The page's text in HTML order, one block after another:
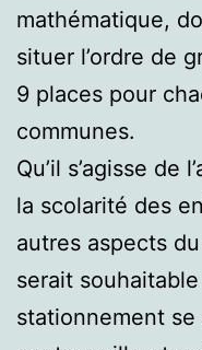
mathématique,
situer l’ordre de
9 places pour
communes.
Qu’il s’agisse de
la scolarité des
autres aspects
serait
stationnement